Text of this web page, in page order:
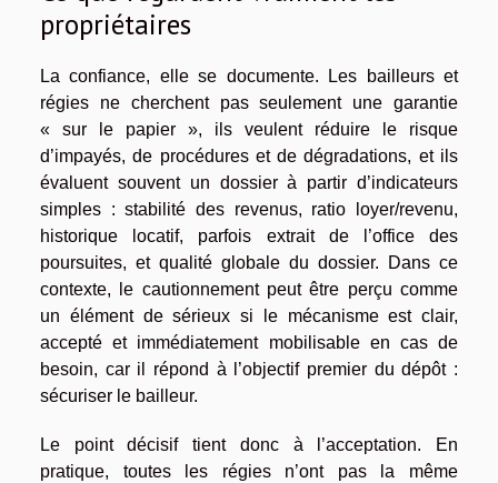
propriétaires
La confiance, elle se documente. Les bailleurs et
régies ne cherchent pas seulement une garantie
« sur le papier », ils veulent réduire le risque
d’impayés, de procédures et de dégradations, et ils
évaluent souvent un dossier à partir d’indicateurs
simples : stabilité des revenus, ratio loyer/revenu,
historique locatif, parfois extrait de l’office des
poursuites, et qualité globale du dossier. Dans ce
contexte, le cautionnement peut être perçu comme
un élément de sérieux si le mécanisme est clair,
accepté et immédiatement mobilisable en cas de
besoin, car il répond à l’objectif premier du dépôt :
sécuriser le bailleur.
Le point décisif tient donc à l’acceptation. En
pratique, toutes les régies n’ont pas la même